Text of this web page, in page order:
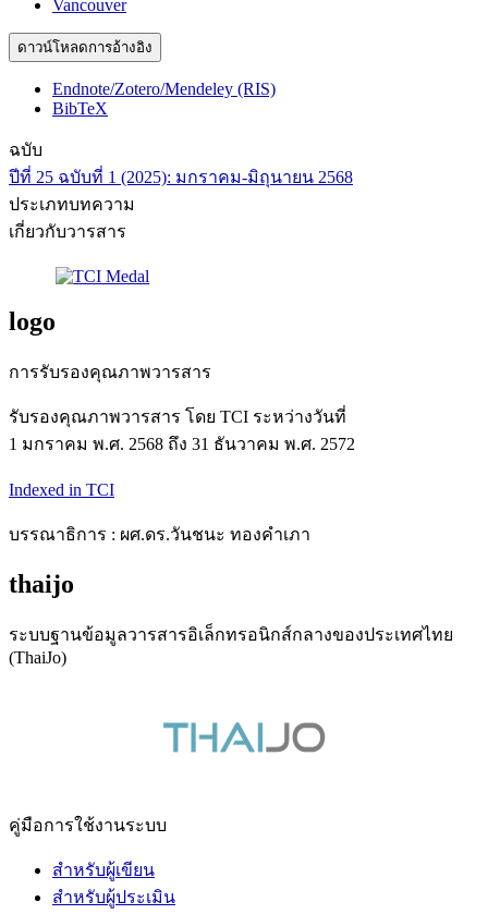
Vancouver
ดาวน์โหลดการอ้างอิง
Endnote/Zotero/Mendeley (RIS)
BibTeX
ฉบับ
ปีที่ 25 ฉบับที่ 1 (2025): มกราคม-มิถุนายน 2568
ประเภทบทความ
เกี่ยวกับวารสาร
logo
การรับรองคุณภาพวารสาร
รับรองคุณภาพวารสาร โดย TCI ระหว่างวันที่
1 มกราคม พ.ศ. 2568 ถึง 31 ธันวาคม พ.ศ. 2572
Indexed in TCI
บรรณาธิการ : ผศ.ดร.วันชนะ ทองคำเภา
thaijo
ระบบฐานข้อมูลวารสารอิเล็กทรอนิกส์กลางของประเทศไทย
(ThaiJo)
คู่มือการใช้งานระบบ
สำหรับผู้เขียน
สำหรับผู้ประเมิน